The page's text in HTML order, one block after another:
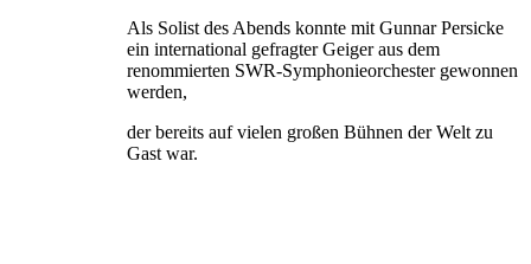
Als Solist des Abends konnte mit Gunnar Persicke
ein international gefragter Geiger aus dem
renommierten SWR-Symphonieorchester gewonnen
werden,
der bereits auf vielen großen Bühnen der Welt zu
Gast war.